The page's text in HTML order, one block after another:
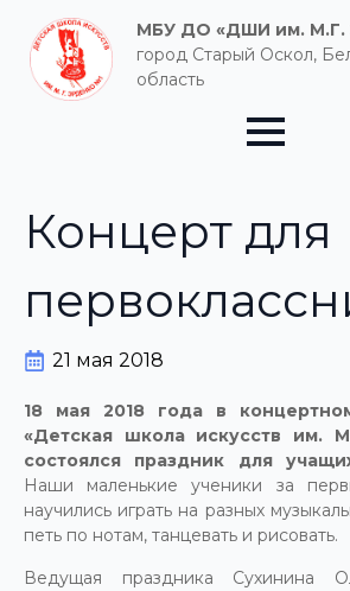
МБУ ДО «ДШИ им. М.Г.
город Старый Оскол,
область
Концерт для
21 мая 2018
18 мая 2018 года в
«Детская школа искусств им.
состоялся праздник для
Наши маленькие ученики за
научились играть на разных
петь по нотам, танцевать и рисовать.
Ведущая праздника Сухинина